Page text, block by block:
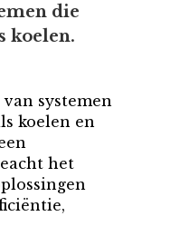
die
koelen.
systemen
koelen en
het